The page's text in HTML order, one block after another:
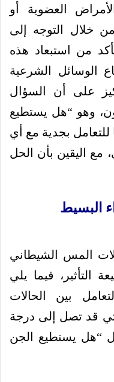
العضوية أو
خلال التوجه إلى
من استبعاد هذه
الوسائل الشرعية
على أن السؤال
وهو “هل يستطيع
للتعامل بجدية مع أي
مع اليقين بأن الحل
البسيط
المس الشيطاني
التأثير، فيما يلي
بين الحالات
قد تصل إلى درجة
“هل يستطيع الجن